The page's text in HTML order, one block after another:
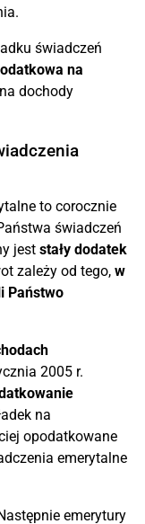
świadczeń
na
dochody
to corocznie
świadczeń
jest stały dodatek
zależy od tego, w
Państwo
2005 r.
na
opodatkowane
emerytalne
emerytury